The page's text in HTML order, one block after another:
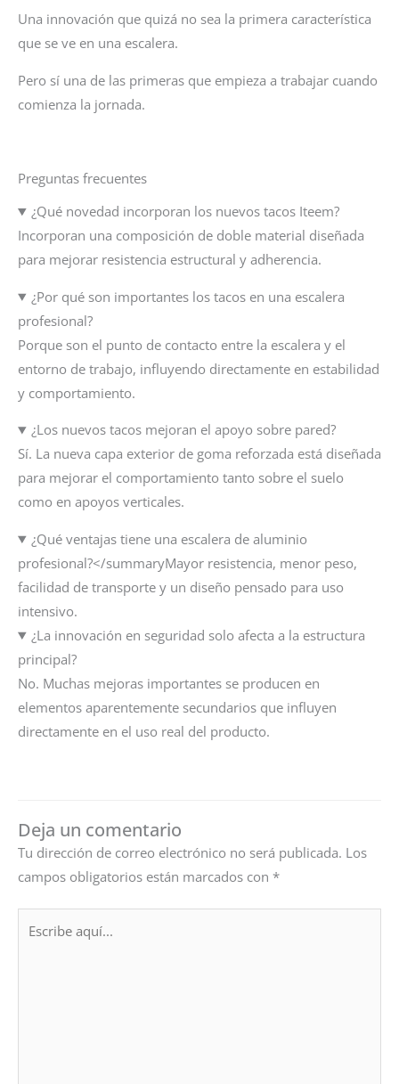
Una innovación que quizá no sea la primera característica
que se ve en una escalera.
Pero sí una de las primeras que empieza a trabajar cuando
comienza la jornada.
Preguntas frecuentes
¿Qué novedad incorporan los nuevos tacos Iteem?
Incorporan una composición de doble material diseñada
para mejorar resistencia estructural y adherencia.
¿Por qué son importantes los tacos en una escalera
profesional?
Porque son el punto de contacto entre la escalera y el
entorno de trabajo, influyendo directamente en estabilidad
y comportamiento.
¿Los nuevos tacos mejoran el apoyo sobre pared?
Sí. La nueva capa exterior de goma reforzada está diseñada
para mejorar el comportamiento tanto sobre el suelo
como en apoyos verticales.
¿Qué ventajas tiene una escalera de aluminio
profesional?</summaryMayor resistencia, menor peso,
facilidad de transporte y un diseño pensado para uso
intensivo.
¿La innovación en seguridad solo afecta a la estructura
principal?
No. Muchas mejoras importantes se producen en
elementos aparentemente secundarios que influyen
directamente en el uso real del producto.
Deja un comentario
Tu dirección de correo electrónico no será publicada. Los
campos obligatorios están marcados con *